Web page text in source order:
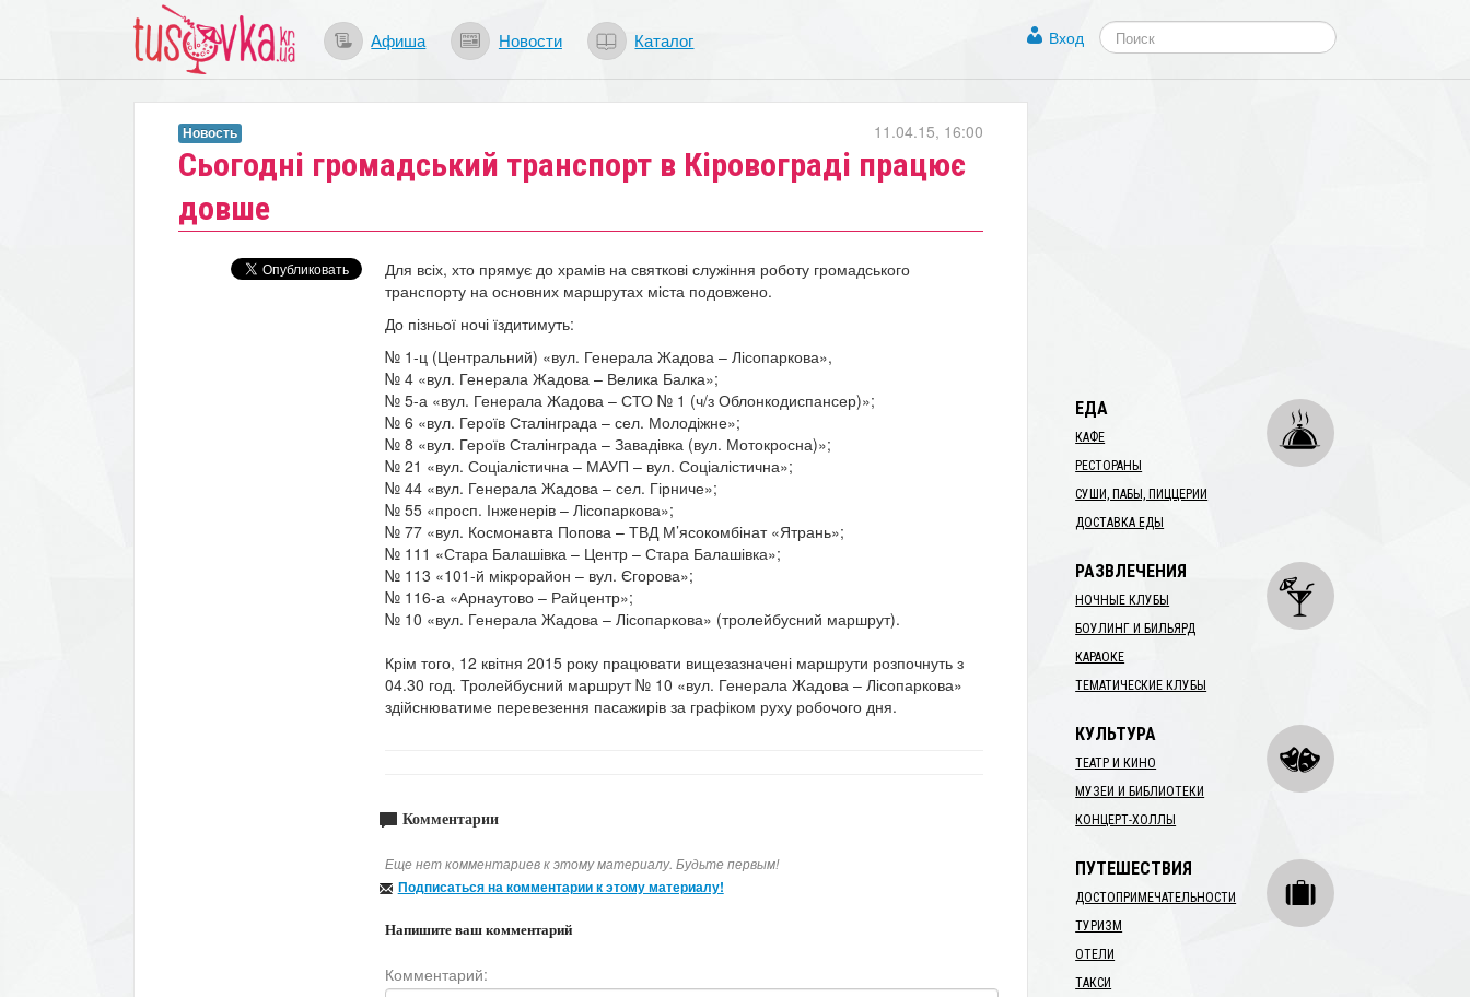
Афиша Новости Каталог Вход
Сьогодні громадський транспорт в Кіровограді працює
довше
11.04.15, 16:00
Новость
Для всіх, хто прямує до храмів на святкові служіння роботу громадського
транспорту на основних маршрутах міста подовжено.
До пізньої ночі їздитимуть:
№ 1-ц (Центральний) «вул. Генерала Жадова – Лісопаркова»,
№ 4 «вул. Генерала Жадова – Велика Балка»;
№ 5-а «вул. Генерала Жадова – СТО № 1 (ч/з Облонкодиспансер)»;
№ 6 «вул. Героїв Сталінграда – сел. Молодіжне»;
№ 8 «вул. Героїв Сталінграда – Завадівка (вул. Мотокросна)»;
№ 21 «вул. Соціалістична – МАУП – вул. Соціалістична»;
№ 44 «вул. Генерала Жадова – сел. Гірниче»;
№ 55 «просп. Інженерів – Лісопаркова»;
№ 77 «вул. Космонавта Попова – ТВД М’ясокомбінат «Ятрань»;
№ 111 «Стара Балашівка – Центр – Стара Балашівка»;
№ 113 «101-й мікрорайон – вул. Єгорова»;
№ 116-а «Арнаутово – Райцентр»;
№ 10 «вул. Генерала Жадова – Лісопаркова» (тролейбусний маршрут).
Крім того, 12 квітня 2015 року працювати вищезазначені маршрути розпочнуть з
04.30 год. Тролейбусний маршрут № 10 «вул. Генерала Жадова – Лісопаркова»
здійснюватиме перевезення пасажирів за графіком руху робочого дня.
Комментарии
Еще нет комментариев к этому материалу. Будьте первым!
Подписаться на комментарии к этому материалу!
Напишите ваш комментарий
Комментарий:
ЕДА
КАФЕ
РЕСТОРАНЫ
СУШИ, ПАБЫ, ПИЦЦЕРИИ
ДОСТАВКА ЕДЫ
РАЗВЛЕЧЕНИЯ
НОЧНЫЕ КЛУБЫ
БОУЛИНГ И БИЛЬЯРД
КАРАОКЕ
ТЕМАТИЧЕСКИЕ КЛУБЫ
КУЛЬТУРА
ТЕАТР И КИНО
МУЗЕИ И БИБЛИОТЕКИ
КОНЦЕРТ-ХОЛЛЫ
ПУТЕШЕСТВИЯ
ДОСТОПРИМЕЧАТЕЛЬНОСТИ
ТУРИЗМ
ОТЕЛИ
ТАКСИ